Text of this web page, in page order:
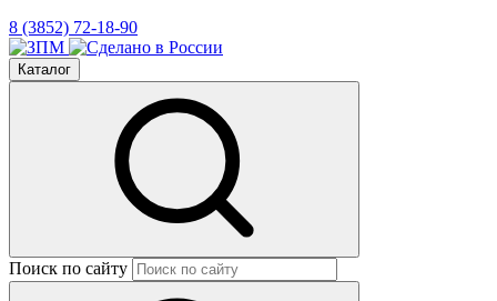
8 (3852) 72-18-90
Каталог
Поиск по сайту